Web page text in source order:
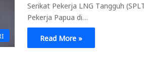
Serikat Pekerja LNG Tangguh
Pekerja Papua di…
Read More »